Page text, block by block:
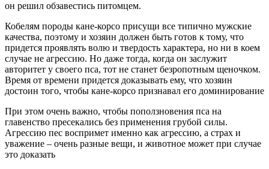
он решил обзавестись питомцем.
Кобелям породы кане-корсо присущи все типично мужские
качества, поэтому и хозяин должен быть готов к тому, что
придется проявлять волю и твердость характера, но ни в коем
случае не агрессию. Но даже тогда, когда он заслужит
авторитет у своего пса, тот не станет безропотным щеночком.
Время от времени придется доказывать ему, что хозяин
достоин того, чтобы кане-корсо признавал его доминирование
При этом очень важно, чтобы поползновения пса на
главенство пресекались без применения грубой силы.
Агрессию пес воспримет именно как агрессию, а страх и
уважение – очень разные вещи, и животное может при случае
это доказать